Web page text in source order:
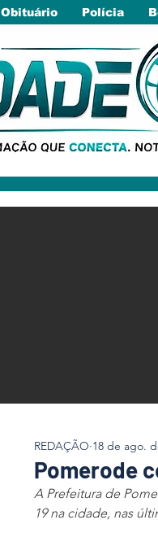
Obituário Polícia
Pomerode
REDAÇÃO 18 de ago.
A Prefeitura de
19 na cidade, nas